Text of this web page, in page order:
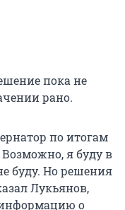
пока не
рано.
по итогам
я буду в
буду. Но решения
Лукьянов,
информацию о